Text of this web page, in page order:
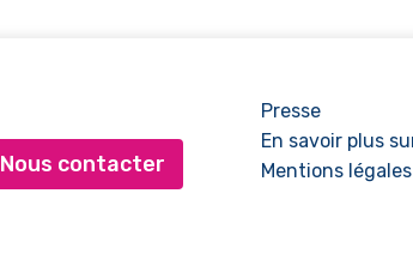
Nous contacter
Presse
En savoir plus
Mentions légales